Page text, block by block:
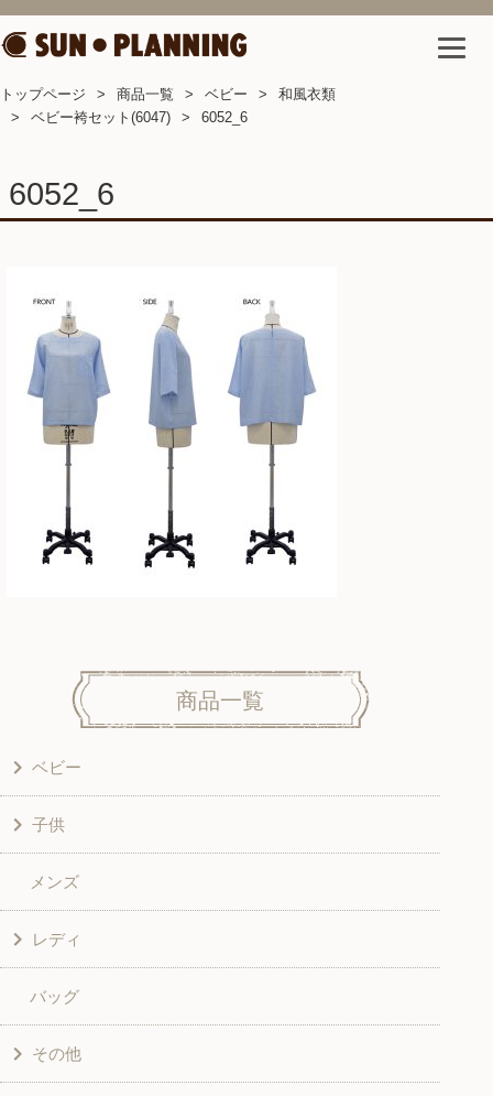
トップページ 商品一覧 ベビー
和風衣類
ベビー袴セット(6047)
6052_6
6052_6
商品一覧
ベビー
洋服
和風衣類
グッズ
子供
ワンピース
シャツ・ブラウス
スカート・パンツ
和風衣類
メンズ
レディ
シャツ・ブラウス
チュニック
バッグ
その他